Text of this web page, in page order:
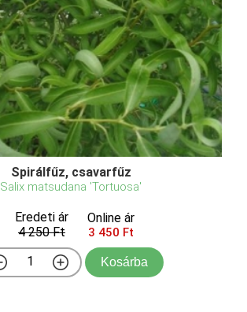
Spirálfűz, csavarfűz
Salix matsudana 'Tortuosa'
Eredeti ár
4 250 Ft
Online ár
3 450 Ft
Kosárba